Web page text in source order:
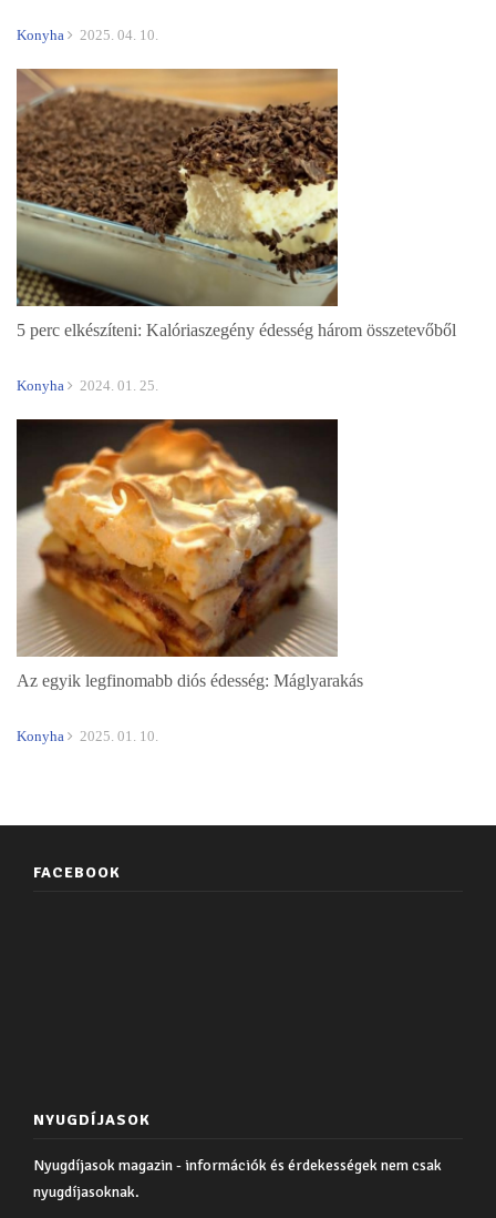
Konyha 2025. 04. 10.
5 perc elkészíteni: Kalóriaszegény édesség három összetevőből
Konyha 2024. 01. 25.
Az egyik legfinomabb diós édesség: Máglyarakás
Konyha 2025. 01. 10.
FACEBOOK
NYUGDÍJASOK
Nyugdíjasok magazin - információk és érdekességek nem csak
nyugdíjasoknak.